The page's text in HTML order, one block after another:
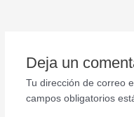
Deja un
Tu dirección de correo
campos obligatorios